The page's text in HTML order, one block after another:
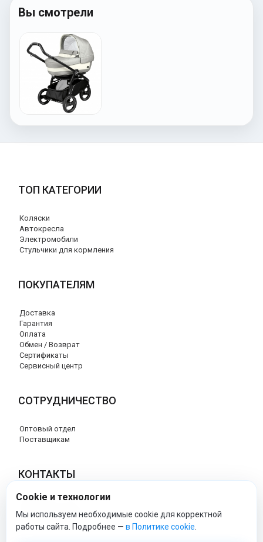
Вы смотрели
ТОП КАТЕГОРИИ
Коляски
Автокресла
Электромобили
Стульчики для кормления
ПОКУПАТЕЛЯМ
Доставка
Гарантия
Оплата
Обмен / Возврат
Сертификаты
Сервисный центр
СОТРУДНИЧЕСТВО
Оптовый отдел
Поставщикам
КОНТАКТЫ
8 (800) 707-17-56
info@peg-perego-market.ru
Cookie и технологии
Мы используем необходимые cookie для корректной
работы сайта. Подробнее — в Политике cookie